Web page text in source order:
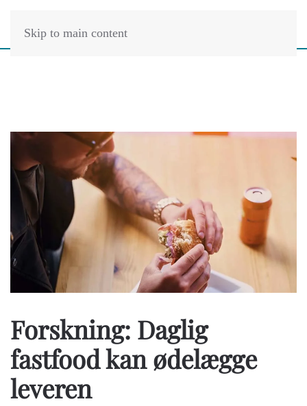
Skip to main content
Forskning: Daglig
fastfood kan ødelægge
leveren